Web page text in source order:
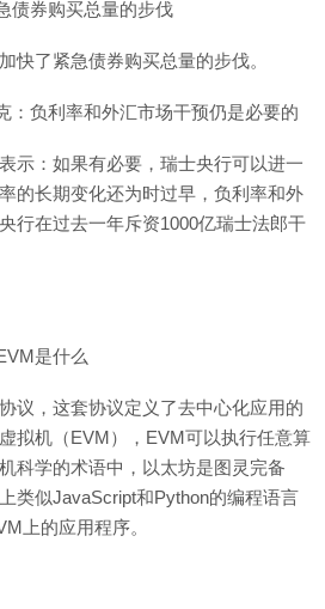
债券购买总量的步伐
快了紧急债券购买总量的步伐。
：负利率和外汇市场干预仍是必要的
示：如果有必要，瑞士央行可以进一
的长期变化还为时过早，负利率和外
行在过去一年斥资1000亿瑞士法郎干
是什么
议，这套协议定义了去中心化应用的
拟机（EVM），EVM可以执行任意算
科学的术语中，以太坊是图灵完备
类似JavaScript和Python的编程语言
上的应用程序。